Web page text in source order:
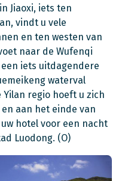
Jiaoxi, iets ten
vindt u vele
en ten westen van
naar de Wufenqi
iets uitdagendere
waterval
Yilan regio hoeft u zich
aan het einde van
hotel voor een nacht
Luodong. (O)